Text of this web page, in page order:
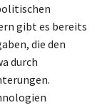
gibt es bereits
die den
durch